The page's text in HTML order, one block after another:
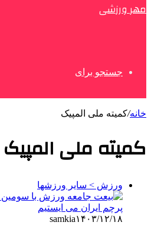
مهر ورزشی
جستجو برای
خانه/کمیته ملی المپیک
کمیته ملی المپیک
ورزش > سایر ورزشها
samkia۱۴۰۳/۱۲/۱۸